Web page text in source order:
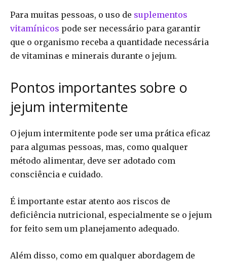
Para muitas pessoas, o uso de suplementos
vitamínicos pode ser necessário para garantir
que o organismo receba a quantidade necessária
de vitaminas e minerais durante o jejum.
Pontos importantes sobre o
jejum intermitente
O jejum intermitente pode ser uma prática eficaz
para algumas pessoas, mas, como qualquer
método alimentar, deve ser adotado com
consciência e cuidado.
É importante estar atento aos riscos de
deficiência nutricional, especialmente se o jejum
for feito sem um planejamento adequado.
Além disso, como em qualquer abordagem de